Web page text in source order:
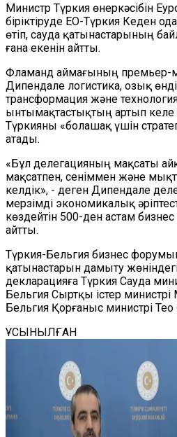
Министр Түркия өнеркәсібін
біріктіруде ЕО-Түркия Кеден
өтіп, сауда қатынастарының
ғана екенін айтты.
Фламанд аймағының премьер-
Дипендале логистика, озық
трансформация және
ынтымақтастықтың артып
Түркияны «болашақ үшін
атады.
«Бұл делегацияның мақсаты
мақсатпен, сеніммен және
келдік», - деген Дипендале
мерзімді экономикалық
көздейтін 500-ден астам
айтты.
Түркия-Бельгия бизнес
қатынастарын дамыту
декларацияға Түркия Сауда
Бельгия Сыртқы істер
Бельгия Қорғаныс министрі
ҰСЫНЫЛҒАН